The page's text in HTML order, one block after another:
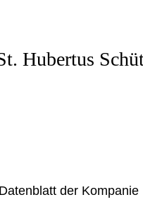
Hubertus
Datenblatt der Kompanie